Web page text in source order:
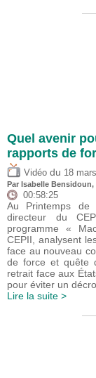
Quel avenir
rapports de
Vidéo du 18
Par Isabelle Bensidoun,
00:58:25
Au Printemps de
directeur du
programme «
CEPII, analysent
face au nouveau
de force et quête
retrait face aux
pour éviter un
Lire la suite >